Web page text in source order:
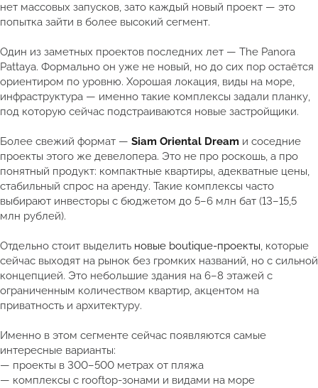
нет массовых запусков, зато каждый новый проект — это
попытка зайти в более высокий сегмент.
Один из заметных проектов последних лет — The Panora
Pattaya. Формально он уже не новый, но до сих пор остаётся
ориентиром по уровню. Хорошая локация, виды на море,
инфраструктура — именно такие комплексы задали планку,
под которую сейчас подстраиваются новые застройщики.
Более свежий формат — Siam Oriental Dream и соседние
проекты этого же девелопера. Это не про роскошь, а про
понятный продукт: компактные квартиры, адекватные цены,
стабильный спрос на аренду. Такие комплексы часто
выбирают инвесторы с бюджетом до 5–6 млн бат (13–15,5
млн рублей).
Отдельно стоит выделить новые boutique-проекты, которые
сейчас выходят на рынок без громких названий, но с сильной
концепцией. Это небольшие здания на 6–8 этажей с
ограниченным количеством квартир, акцентом на
приватность и архитектуру.
Именно в этом сегменте сейчас появляются самые
интересные варианты:
— проекты в 300–500 метрах от пляжа
— комплексы с rooftop-зонами и видами на море